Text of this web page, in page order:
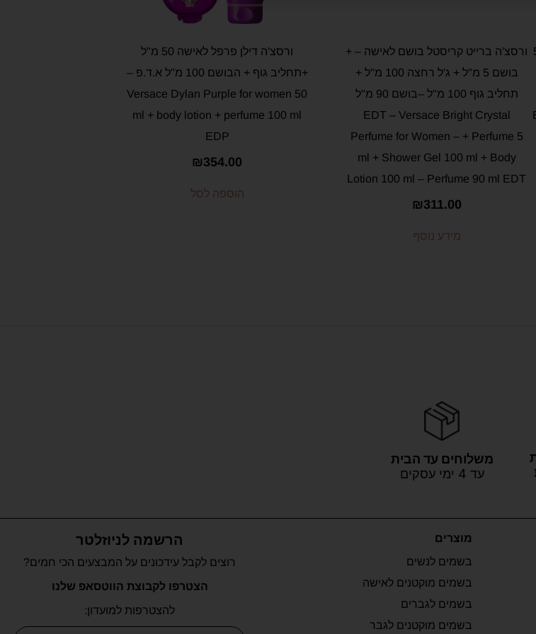
אדפ + 5 ורסצ'ה ברייט קריסטל בושם לאישה – +
בושם 5 מ"ל + ג'ל רחצה 100 מ"ל +
תחליב גוף 100 מ"ל –בושם 90 מ"ל
EDT – Versace Bright Crystal
Perfume for Women – + Perfume 5
ml + Shower Gel 100 ml + Body
Lotion 100 ml – Perfume 90 ml EDT
₪311.00
מידע נוסף
ורסצ'ה דילן פרפל לאישה 50 מ"ל
+תחליב גוף + הבושם 100 מ"ל א.ד.פ –
Versace Dylan Purple for women 50
ml + body lotion + perfume 100 ml
EDP
₪354.00
הוספה לסל
משלוחים עד הבית
עד 4 ימי עסקים
מוצרים
בשמים לנשים
בשמים מוקטנים לאישה
בשמים לגברים
בשמים מוקטנים לגבר
הרשמה לניוזלטר
רוצים לקבל עידכונים על המבצעים הכי חמים?
הצטרפו לקבוצת הווטסאפ שלנו
להצטרפות למועדון: